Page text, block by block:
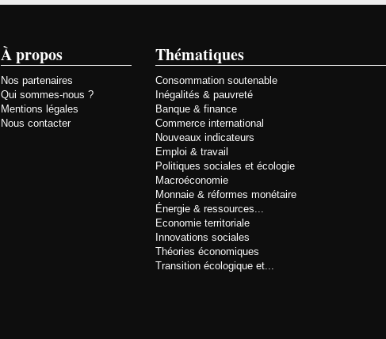
À propos
Nos partenaires
Qui sommes-nous ?
Mentions légales
Nous contacter
Thématiques
Consommation soutenable
Inégalités & pauvreté
Banque & finance
Commerce international
Nouveaux indicateurs
Emploi & travail
Politiques sociales et écologie
Macroéconomie
Monnaie & réformes monétaire
Énergie & ressources...
Economie territoriale
Innovations sociales
Théories économiques
Transition écologique et...